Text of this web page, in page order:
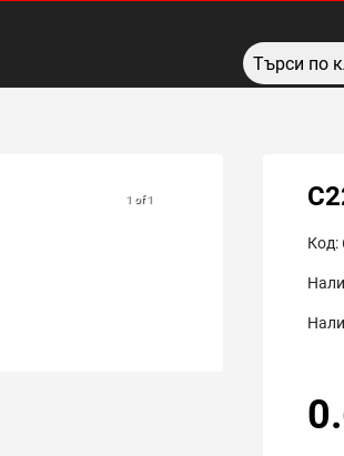
1 of 1
Код: